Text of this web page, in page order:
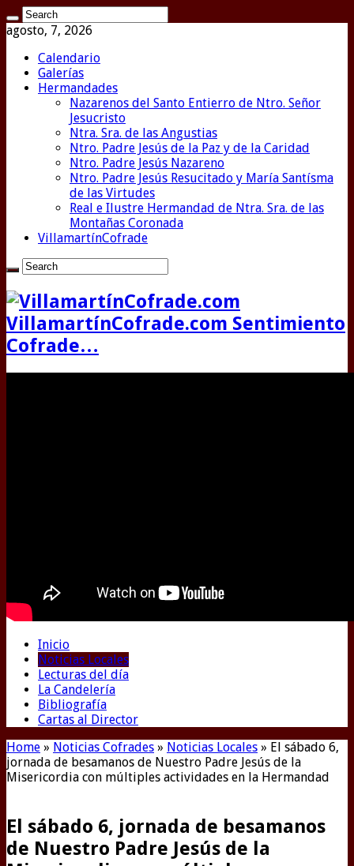
agosto, 7, 2026
Calendario
Galerías
Hermandades
Nazarenos del Santo Entierro de Ntro. Señor
Jesucristo
Ntra. Sra. de las Angustias
Ntro. Padre Jesús de la Paz y de la Caridad
Ntro. Padre Jesús Nazareno
Ntro. Padre Jesús Resucitado y María Santísma
de las Virtudes
Real e Ilustre Hermandad de Ntra. Sra. de las
Montañas Coronada
VillamartínCofrade
VillamartínCofrade.com Sentimiento
Cofrade…
Inicio
Noticias Locales
Lecturas del día
La Candelería
Bibliografía
Cartas al Director
Home » Noticias Cofrades » Noticias Locales » El sábado 6,
jornada de besamanos de Nuestro Padre Jesús de la
Misericordia con múltiples actividades en la Hermandad
El sábado 6, jornada de besamanos
de Nuestro Padre Jesús de la